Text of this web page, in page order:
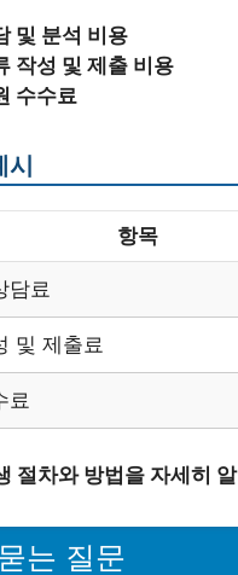
및 분석 비용
작성 및 제출 비용
수수료
시
항목
담료
및 제출료
료
절차와 방법을 자세히
는 질문